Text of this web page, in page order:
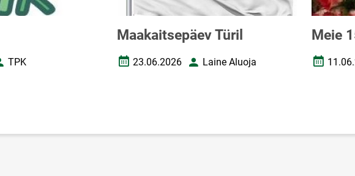
TPK
Maakaitsepäev Türil
Loomise kuupäev
23.06.2026 AutorLaine Aluoja
Meie
Loomise